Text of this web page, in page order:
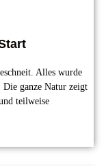
Alles wurde
ganze Natur zeigt
teilweise